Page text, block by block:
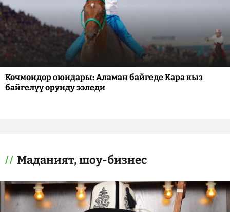
Көчмөндөр оюндары: Аламан байгеде Кара кыз
байгелүү орунду ээледи
Маданият, шоу-бизнес